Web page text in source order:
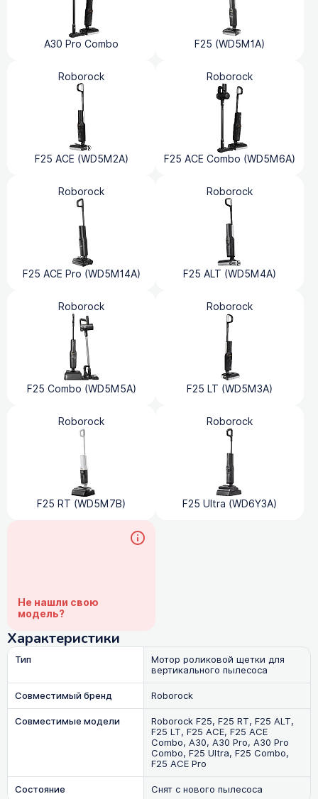
A30 Pro Combo F25 (WD5M1A)
Roborock
F25 ACE (WD5M2A)
Roborock
F25 ACE Combo (WD5M6A)
Roborock
F25 ACE Pro (WD5M14A)
Roborock
F25 ALT (WD5M4A)
Roborock
F25 Combo (WD5M5A)
Roborock
F25 LT (WD5M3A)
Roborock
F25 RT (WD5M7B)
Roborock
F25 Ultra (WD6Y3A)
Не нашли свою
модель?
Характеристики
Тип Мотор роликовой щетки для
вертикального пылесоса
Совместимый бренд
Roborock
Совместимые модели
Roborock F25, F25 RT, F25 ALT,
F25 LT, F25 ACE, F25 ACE
Combo, A30, A30 Pro, A30 Pro
Combo, F25 Ultra, F25 Combo,
F25 ACE Pro
Состояние
Снят с нового пылесоса